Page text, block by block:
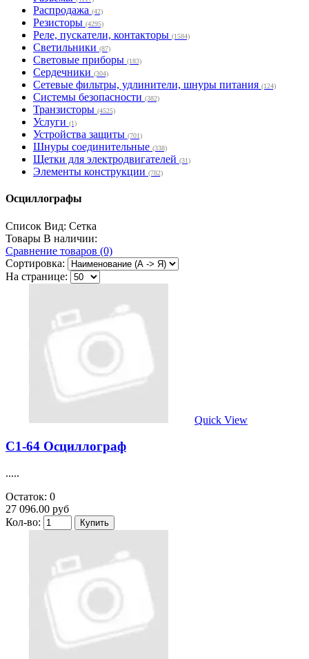
Распродажа (42)
Резисторы (4295)
Реле, пускатели, контакторы (1584)
Светильники (87)
Световые приборы (183)
Сердечники (304)
Сетевые фильтры, удлинители, шнуры питания (124)
Системы безопасности (382)
Транзисторы (4525)
Услуги (1)
Устройства защиты (701)
Шнуры соединительные (338)
Щетки для электродвигателей (31)
Элементы конструкции (782)
Осциллографы
Список Вид: Сетка
Товары В наличии:
Сравнение товаров (0)
Сортировка:
На странице:
Quick View
С1-64 Осциллограф
.....
Остаток: 0
27 096.00 руб
Кол-во: